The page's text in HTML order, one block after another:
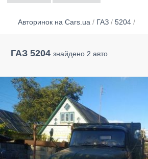
Авторинок на Cars.ua / ГАЗ / 5204 /
ГАЗ 5204 знайдено 2 авто